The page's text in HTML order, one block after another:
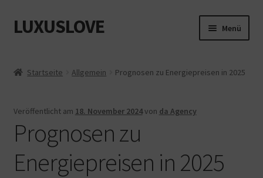
Zur
Navigation
Zum
Inhalt
LUXUSLOVE Menü
Impressum
Startseite Allgemein Prognosen zu Energiepreisen in 2025
Veröffentlicht am 18. November 2024von da Agency
Prognosen zu
Energiepreisen in 2025